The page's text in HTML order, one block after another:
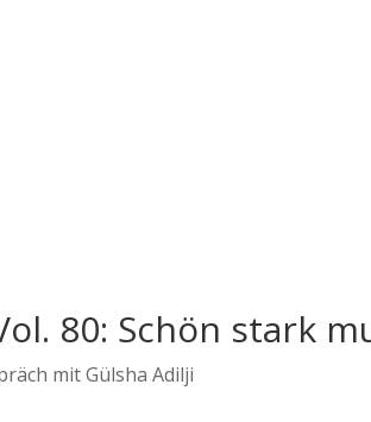
80: Schön stark